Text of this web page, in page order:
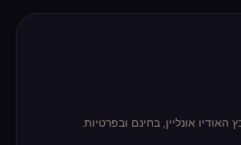
האודיו אונליין, בחינם ובפרטיות.